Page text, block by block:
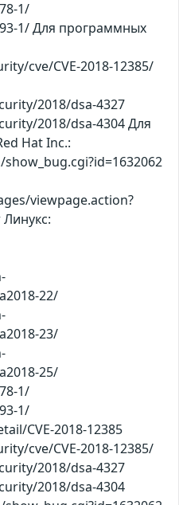
1/
1/ Для программных
cve/CVE-2018-12385/
2018/dsa-4327
2018/dsa-4304 Для
Hat Inc.:
viewpage.action?
22/
23/
25/
1/
1/
CVE-2018-12385
cve/CVE-2018-12385/
2018/dsa-4327
2018/dsa-4304